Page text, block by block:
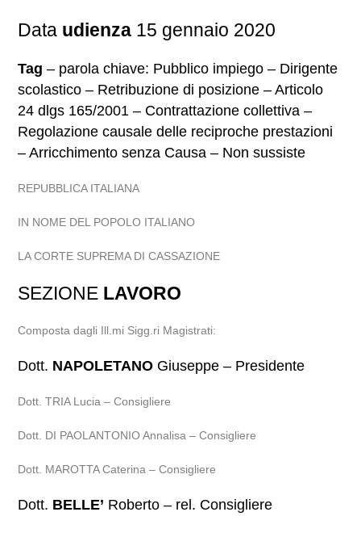
Data udienza 15 gennaio 2020
Tag – parola chiave: Pubblico impiego – Dirigente
scolastico – Retribuzione di posizione – Articolo
24 dlgs 165/2001 – Contrattazione collettiva –
Regolazione causale delle reciproche prestazioni
– Arricchimento senza Causa – Non sussiste
REPUBBLICA ITALIANA
IN NOME DEL POPOLO ITALIANO
LA CORTE SUPREMA DI CASSAZIONE
SEZIONE LAVORO
Composta dagli Ill.mi Sigg.ri Magistrati:
Dott. NAPOLETANO Giuseppe – Presidente
Dott. TRIA Lucia – Consigliere
Dott. DI PAOLANTONIO Annalisa – Consigliere
Dott. MAROTTA Caterina – Consigliere
Dott. BELLE’ Roberto – rel. Consigliere